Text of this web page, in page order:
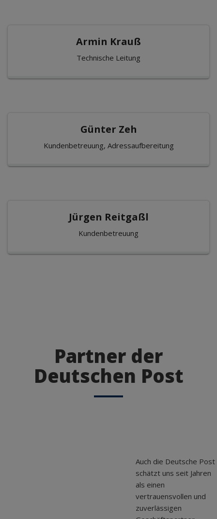
Armin Krauß
Technische Leitung
Günter Zeh
Kundenbetreuung, Adressaufbereitung
Jürgen Reitgaßl
Kundenbetreuung
Partner der
Deutschen Post
Auch die Deutsche Post
schätzt uns seit Jahren
als einen
vertrauensvollen und
zuverlässigen